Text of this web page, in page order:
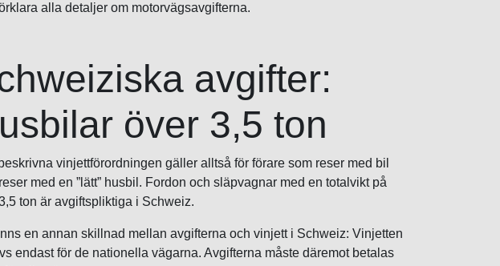
alla detaljer om motorvägsavgifterna.
avgifter:
över 3,5 ton
vinjettförordningen gäller alltså för förare som reser med bil
med en ”lätt” husbil. Fordon och släpvagnar med en totalvikt på
ton är avgiftspliktiga i Schweiz.
en annan skillnad mellan avgifterna och vinjett i Schweiz: Vinjetten
endast för de nationella vägarna. Avgifterna måste däremot betalas